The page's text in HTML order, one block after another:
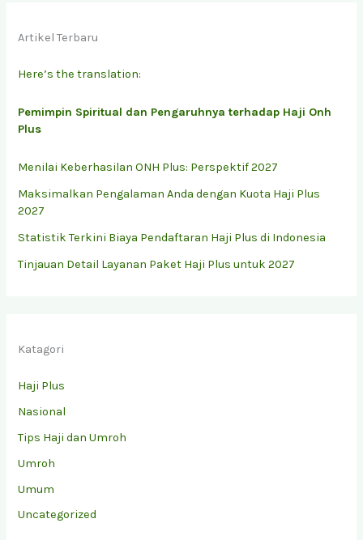
Artikel Terbaru
Here’s the translation:
Pemimpin Spiritual dan Pengaruhnya terhadap Haji Onh
Plus
Menilai Keberhasilan ONH Plus: Perspektif 2027
Maksimalkan Pengalaman Anda dengan Kuota Haji Plus
2027
Statistik Terkini Biaya Pendaftaran Haji Plus di Indonesia
Tinjauan Detail Layanan Paket Haji Plus untuk 2027
Katagori
Haji Plus
Nasional
Tips Haji dan Umroh
Umroh
Umum
Uncategorized